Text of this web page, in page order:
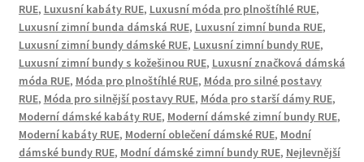
RUE, Luxusní kabáty RUE, Luxusní móda pro plnoštíhlé RUE,
Luxusní zimní bunda dámská RUE, Luxusní zimní bunda RUE,
Luxusní zimní bundy dámské RUE, Luxusní zimní bundy RUE,
Luxusní zimní bundy s kožešinou RUE, Luxusní značková dámská
móda RUE, Móda pro plnoštíhlé RUE, Móda pro silné postavy
RUE, Móda pro silnější postavy RUE, Móda pro starší dámy RUE,
Moderní dámské kabáty RUE, Moderní dámské zimní bundy RUE,
Moderní kabáty RUE, Moderní oblečení dámské RUE, Modní
dámské bundy RUE, Modní dámské zimní bundy RUE, Nejlevnější